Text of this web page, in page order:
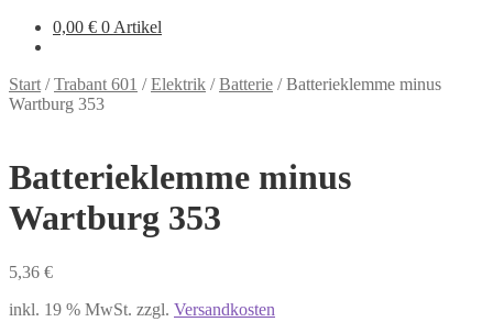
0,00 € 0 Artikel
Start /Trabant 601 /Elektrik /Batterie /Batterieklemme minus
Wartburg 353
Batterieklemme minus
Wartburg 353
5,36 €
inkl. 19 % MwSt. zzgl. Versandkosten